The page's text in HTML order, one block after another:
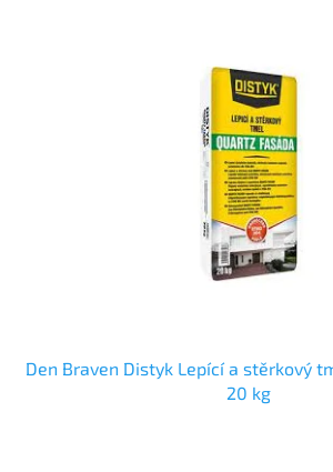
Den Braven Distyk Lepící a stěrkový
20 kg